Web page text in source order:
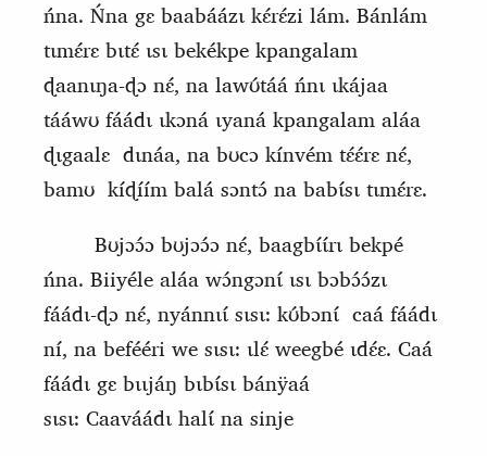
ńna. Ńna gɛ baabáázɩ kɛ́rɛ́zi lám. Bánlám
tɩmɛ́rɛ bɩtɛ́ ɩsɩ bekékpe kpangalam
ɖaanɩŋa-ɖɔ nɛ́, na lawʊ́táá ńnɩ ɩkájaa
tááwʊ fáádɩ ɩkɔná ɩyaná kpangalam aláa
ɖɩgaalɛ dɩnáa, na bʊcɔ kínvém tɛ́ɛ́rɛ nɛ́,
bamʊ kíɖíím balá sɔntɔ́ na babɩ́sɩ tɩmɛ́rɛ.
Bʊjɔɔ́ɔ bʊjɔɔ́ɔ nɛ́, baagbɩ́ɩ́rɩ bekpé
ńna. Biiyéle aláa wɔ́ngɔnɩ́ ɩsɩ bɔbɔ́ɔ́zɩ
fáádɩ-ɖɔ nɛ́, nyánnɩɩ́ sɩsɩ: kʊ́bɔnɩ́ caá fáádɩ
ní, na befééri we sɩsɩ: ɩlɛ́ weegbé ɩdɛ́ɛ. Caá
fáádɩ gɛ bɩɩjáŋ bɩbɩ́sɩ bánÿaá
sɩsɩ: Caaváádɩ halɩ́ na sinje